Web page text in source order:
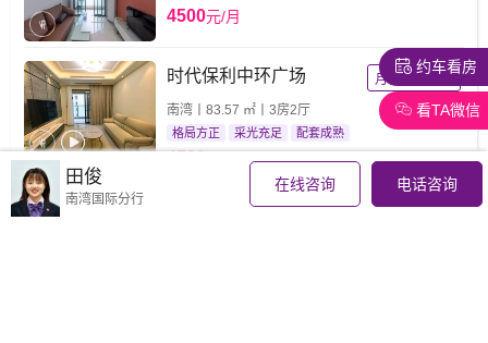
约车看房
看TA微信
4500元/月
时代保利中环广场
月租押二付一
南湾丨83.57 ㎡丨3房2厅
格局方正 采光充足 配套成熟
4500
琴澳新城四季峰景
月租押二付一
田俊
南湾国际分行
在线咨询 电话咨询